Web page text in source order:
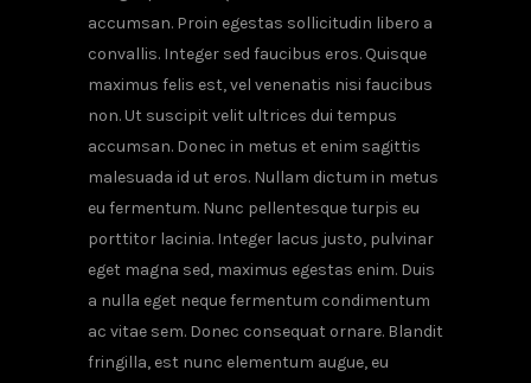
accumsan. Proin egestas sollicitudin libero a
convallis. Integer sed faucibus eros. Quisque
maximus felis est, vel venenatis nisi faucibus
non. Ut suscipit velit ultrices dui tempus
accumsan. Donec in metus et enim sagittis
malesuada id ut eros. Nullam dictum in metus
eu fermentum. Nunc pellentesque turpis eu
porttitor lacinia. Integer lacus justo, pulvinar
eget magna sed, maximus egestas enim. Duis
a nulla eget neque fermentum condimentum
ac vitae sem. Donec consequat ornare. Blandit
fringilla, est nunc elementum augue, eu